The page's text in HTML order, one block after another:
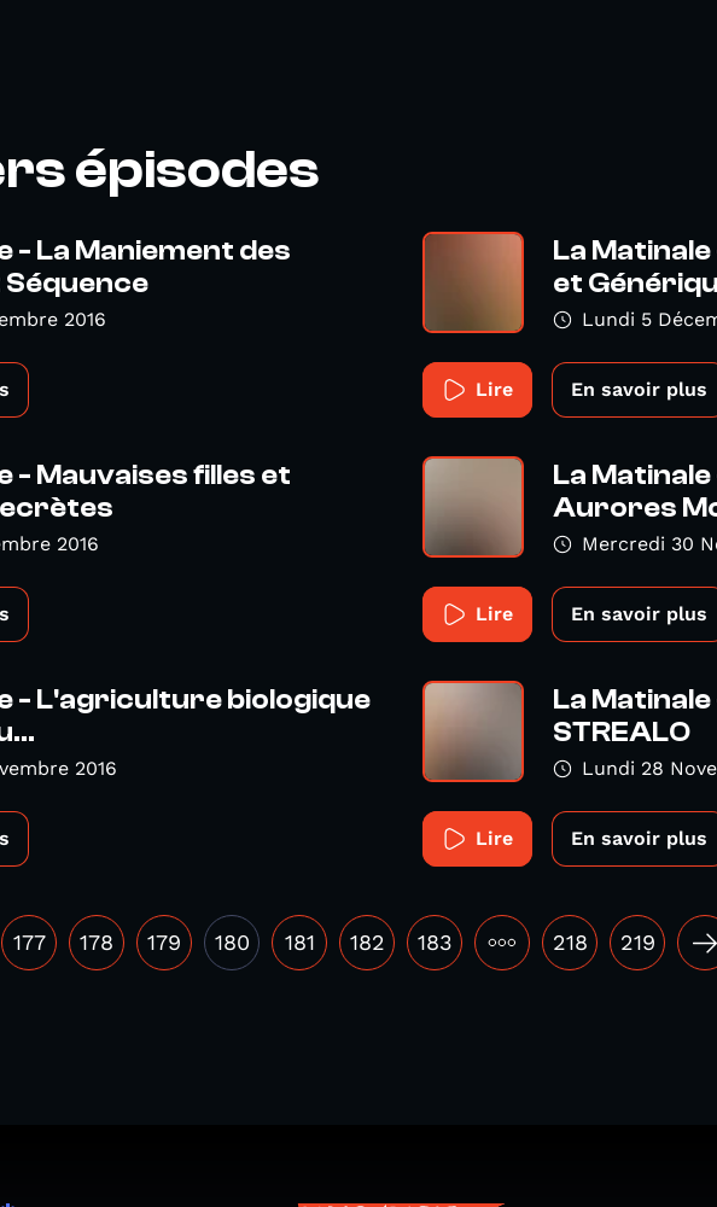
épisodes
- La Maniement des
2016
La
et
Lundi 5
Lire En savoir plus
- Mauvaises filles et
2016
La Matinale
Aurores
Mercredi 30
Lire En savoir plus
- L'agriculture biologique
2016
La
STREALO
Lundi 28
Lire En savoir plus
177 178 179 180 181 182 183 ••• 218 219